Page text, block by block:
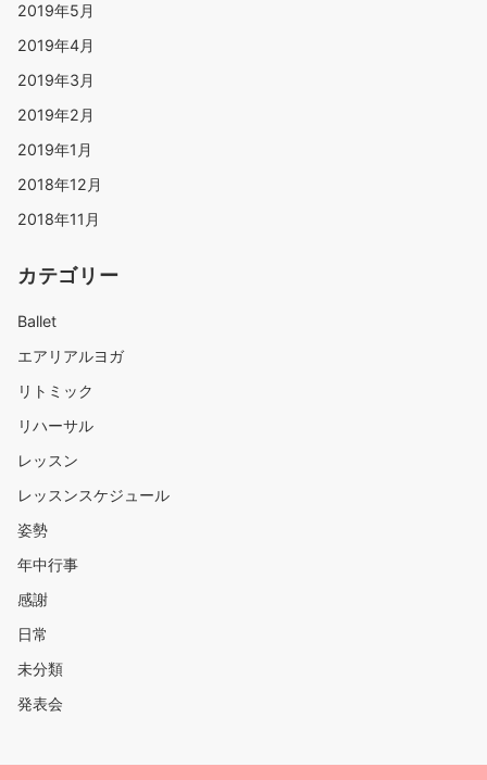
2019年5月
2019年4月
2019年3月
2019年2月
2019年1月
2018年12月
2018年11月
カテゴリー
Ballet
エアリアルヨガ
リトミック
リハーサル
レッスン
レッスンスケジュール
姿勢
年中行事
感謝
日常
未分類
発表会